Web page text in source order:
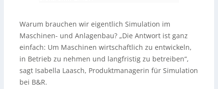
Warum brauchen wir eigentlich Simulation im
Maschinen- und Anlagenbau? „Die Antwort ist ganz
einfach: Um Maschinen wirtschaftlich zu entwickeln,
in Betrieb zu nehmen und langfristig zu betreiben“,
sagt Isabella Laasch, Produktmanagerin für Simulation
bei B&R.